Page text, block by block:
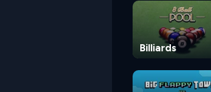
Billiards